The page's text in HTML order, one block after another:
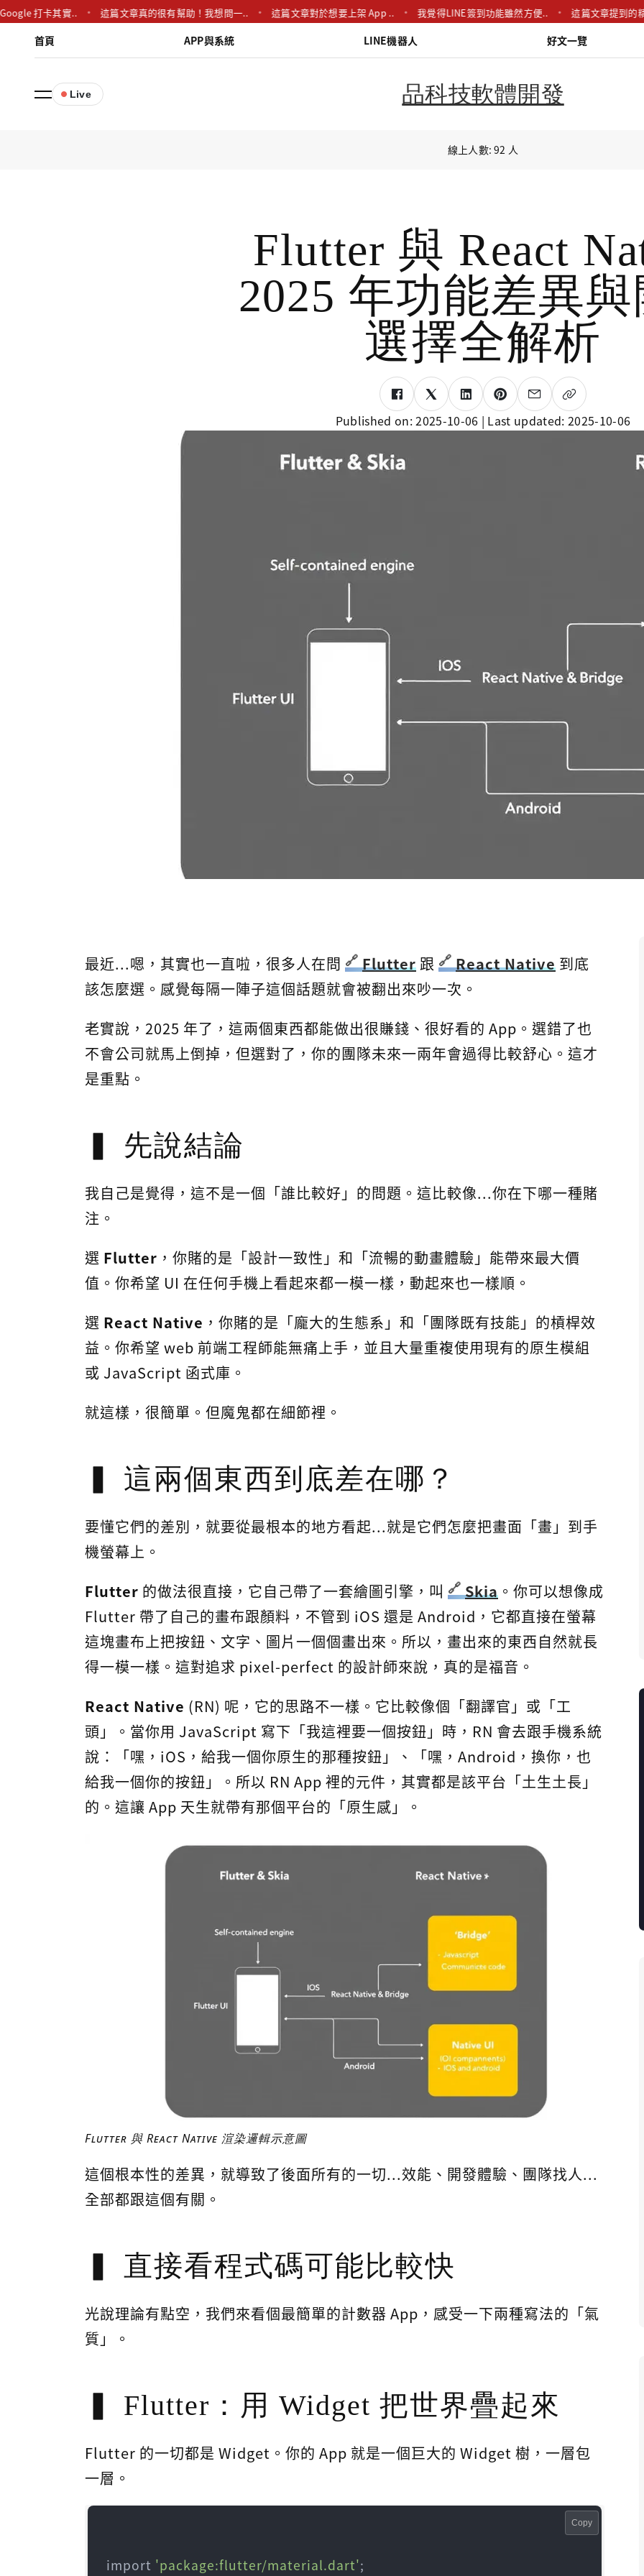
打卡其實.. 這篇文章真的很有幫助！我想問一.. 這篇文章對於想要上架 App .. 我覺得LINE簽到功能雖然方便.. 這篇文章提到的
首頁 APP與系統 LINE機器人 好文一覽
Live 品科技軟體開發
線上人數: 92 人
Flutter 與 React
2025 年功能差異
選擇全解析
Published on:2025-10-06 | Last updated: 2025-10-06
最近...嗯，其實也一直啦，很多人在問 Flutter跟 React Native 到底
該怎麼選。感覺每隔一陣子這個話題就會被翻出來吵一次。
老實說，2025 年了，這兩個東西都能做出很賺錢、很好看的 App。選錯了也
不會公司就馬上倒掉，但選對了，你的團隊未來一兩年會過得比較舒心。這才
是重點。
先說結論
我自己是覺得，這不是一個「誰比較好」的問題。這比較像...你在下哪一種賭
注。
選 Flutter ，你賭的是「設計一致性」和「流暢的動畫體驗」能帶來最大價
值。你希望 UI 在任何手機上看起來都一模一樣，動起來也一樣順。
選 React Native ，你賭的是「龐大的生態系」和「團隊既有技能」的槓桿效
益。你希望 web 前端工程師能無痛上手，並且大量重複使用現有的原生模組
或 JavaScript 函式庫。
就這樣，很簡單。但魔鬼都在細節裡。
這兩個東西到底差在哪？
要懂它們的差別，就要從最根本的地方看起...就是它們怎麼把畫面「畫」到手
機螢幕上。
Flutter 的做法很直接，它自己帶了一套繪圖引擎，叫 Skia 。你可以想像成
Flutter 帶了自己的畫布跟顏料，不管到 iOS 還是 Android，它都直接在螢幕
這塊畫布上把按鈕、文字、圖片一個個畫出來。所以，畫出來的東西自然就長
得一模一樣。這對追求 pixel-perfect 的設計師來說，真的是福音。
React Native (RN) 呢，它的思路不一樣。它比較像個「翻譯官」或「工
頭」。當你用 JavaScript 寫下「我這裡要一個按鈕」時，RN 會去跟手機系統
說：「嘿，iOS，給我一個你原生的那種按鈕」、「嘿，Android，換你，也
給我一個你的按鈕」。所以 RN App 裡的元件，其實都是該平台「土生土長」
的。這讓 App 天生就帶有那個平台的「原生感」。
Flutter 與 React Native 渲染邏輯示意圖
這個根本性的差異，就導致了後面所有的一切...效能、開發體驗、團隊找人...
全部都跟這個有關。
直接看程式碼可能比較快
光說理論有點空，我們來看個最簡單的計數器 App，感受一下兩種寫法的「氣
質」。
Flutter：用 Widget 把世界疊起來
Flutter 的一切都是 Widget。你的 App 就是一個巨大的 Widget 樹，一層包
一層。
import 'package:flutter/material.dart';
Copy